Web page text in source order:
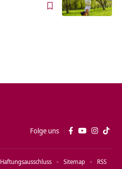
Folge uns
Haftungsausschluss Sitemap RSS